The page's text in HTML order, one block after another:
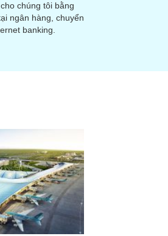
chúng tôi bằng
ngân hàng, chuyển
banking.